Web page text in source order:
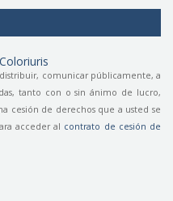
comunicar públicamente, a
tanto con o sin ánimo de lucro,
cesión de derechos que a usted se
acceder al contrato de cesión de